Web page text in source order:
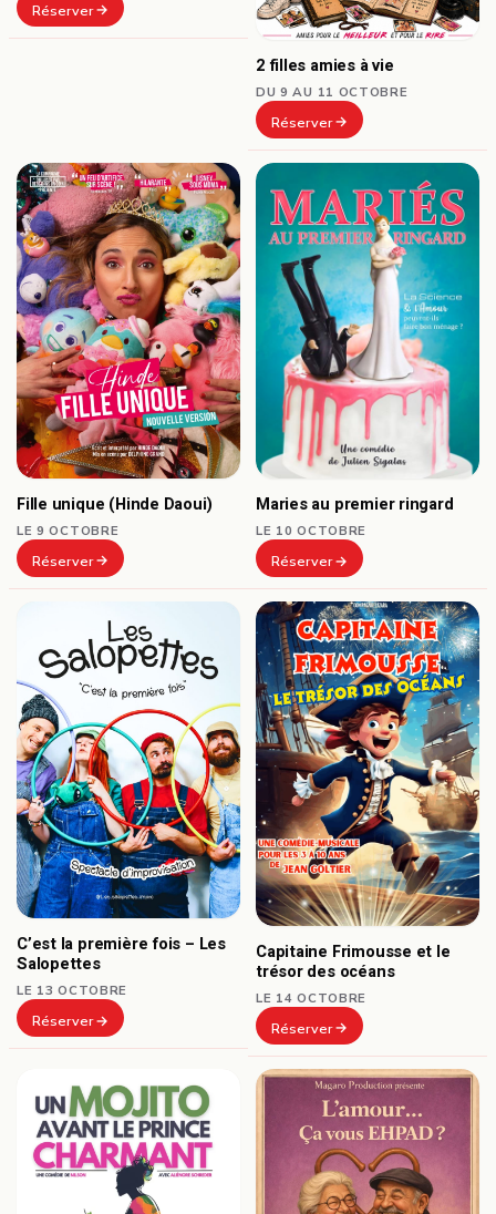
Réserver
2 filles amies à vie
DU 9 AU 11 OCTOBRE
Réserver
Fille unique (Hinde Daoui)
LE 9 OCTOBRE
Réserver
Maries au premier ringard
LE 10 OCTOBRE
Réserver
C’est la première fois – Les
Salopettes
LE 13 OCTOBRE
Réserver
Capitaine Frimousse et le
trésor des océans
LE 14 OCTOBRE
Réserver